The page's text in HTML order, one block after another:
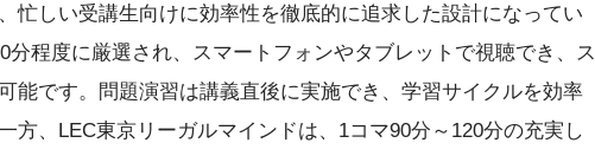
忙しい受講生向けに効率性を徹底的に追求した設計になってい
分程度に厳選され、スマートフォンやタブレットで視聴でき、ス
能です。問題演習は講義直後に実施でき、学習サイクルを効率
方、LEC東京リーガルマインドは、1コマ90分～120分の充実し